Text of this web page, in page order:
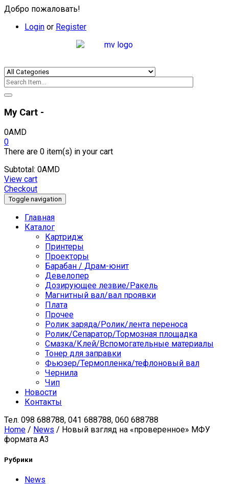
Добро пожаловать!
Login or Register
My Cart -
0AMD
0
There are 0 item(s) in your cart
Subtotal: 0AMD
View cart
Checkout
Toggle navigation
Главная
Каталог
Картридж
Принтеры
Проекторы
Барабан / Драм-юнит
Девелопер
Дозирующее лезвие/Ракель
Магнитный вал/вал проявки
Плата
Прочее
Ролик заряда/Ролик/лента переноса
Ролик/Сепаратор/Тормозная площадка
Смазка/Клей/Вспомогательные материалы
Тонер для заправки
Фьюзер/Термопленка/тефлоновый вал
Чернила
Чип
Новости
Контакты
Тел. 098 688788, 041 688788, 060 688788
Home / News / Новый взгляд на «проверенное» МФУ
формата А3
Рубрики
News